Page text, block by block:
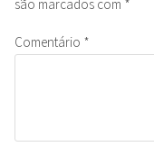
são marcados com *
Comentário *